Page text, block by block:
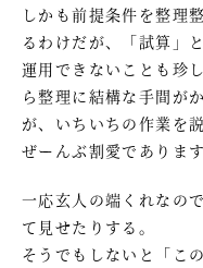
しかも前提条件を整理
るわけだが、「試算」
運用できないことも珍
ら整理に結構な手間が
が、いちいちの作業を
ぜーんぶ割愛であります
一応玄人の端くれなの
て見せたりする。
そうでもしないと「こ